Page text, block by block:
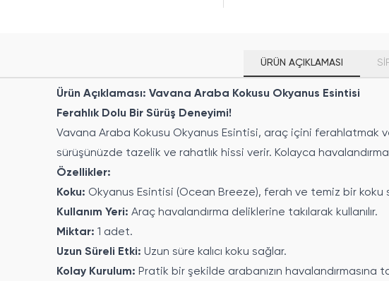
ÜRÜN AÇIKLAMASI
Ürün Açıklaması: Vavana Araba Kokusu Okyanus Esintisi
Ferahlık Dolu Bir Sürüş Deneyimi!
Vavana Araba Kokusu Okyanus Esintisi, araç içini ferahlatmak
sürüşünüzde tazelik ve rahatlık hissi verir. Kolayca havalandırma
Özellikler:
Koku: Okyanus Esintisi (Ocean Breeze), ferah ve temiz bir koku
Kullanım Yeri: Araç havalandırma deliklerine takılarak kullanılır.
Miktar: 1 adet.
Uzun Süreli Etki: Uzun süre kalıcı koku sağlar.
Kolay Kurulum: Pratik bir şekilde arabanızın havalandırmasına